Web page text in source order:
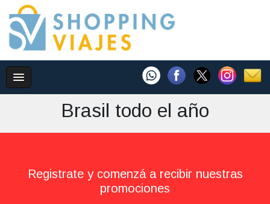
Brasil todo el año
Registrate y comenzá a recibir nuestras
promociones